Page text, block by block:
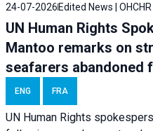
24-07-2026 Edited News | OHCHR
UN Human Rights
Mantoo remarks on
seafarers abandoned
ENG FRA
UN Human Rights